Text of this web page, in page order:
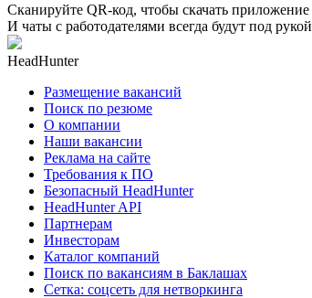
Сканируйте QR-код, чтобы скачать приложение
И чаты с работодателями всегда будут под рукой
HeadHunter
Размещение вакансий
Поиск по резюме
О компании
Наши вакансии
Реклама на сайте
Требования к ПО
Безопасный HeadHunter
HeadHunter API
Партнерам
Инвесторам
Каталог компаний
Поиск по вакансиям в Баклашах
Сетка: соцсеть для нетворкинга